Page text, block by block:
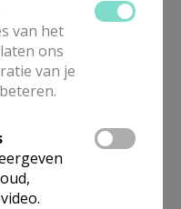
van het
ons
van je